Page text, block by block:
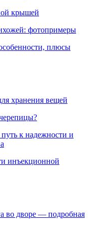
крышей
фотопримеры
плюсы
хранения вещей
к надежности и
инъекционной
во дворе — подробная